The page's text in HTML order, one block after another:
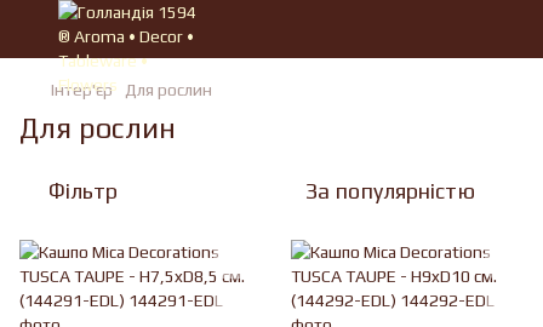
Iнтер'єр Для рослин
Для рослин
Фільтр За популярністю